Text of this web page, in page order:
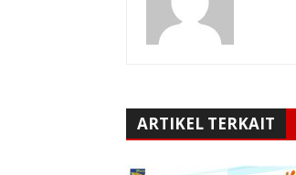
ARTIKEL TERKAIT